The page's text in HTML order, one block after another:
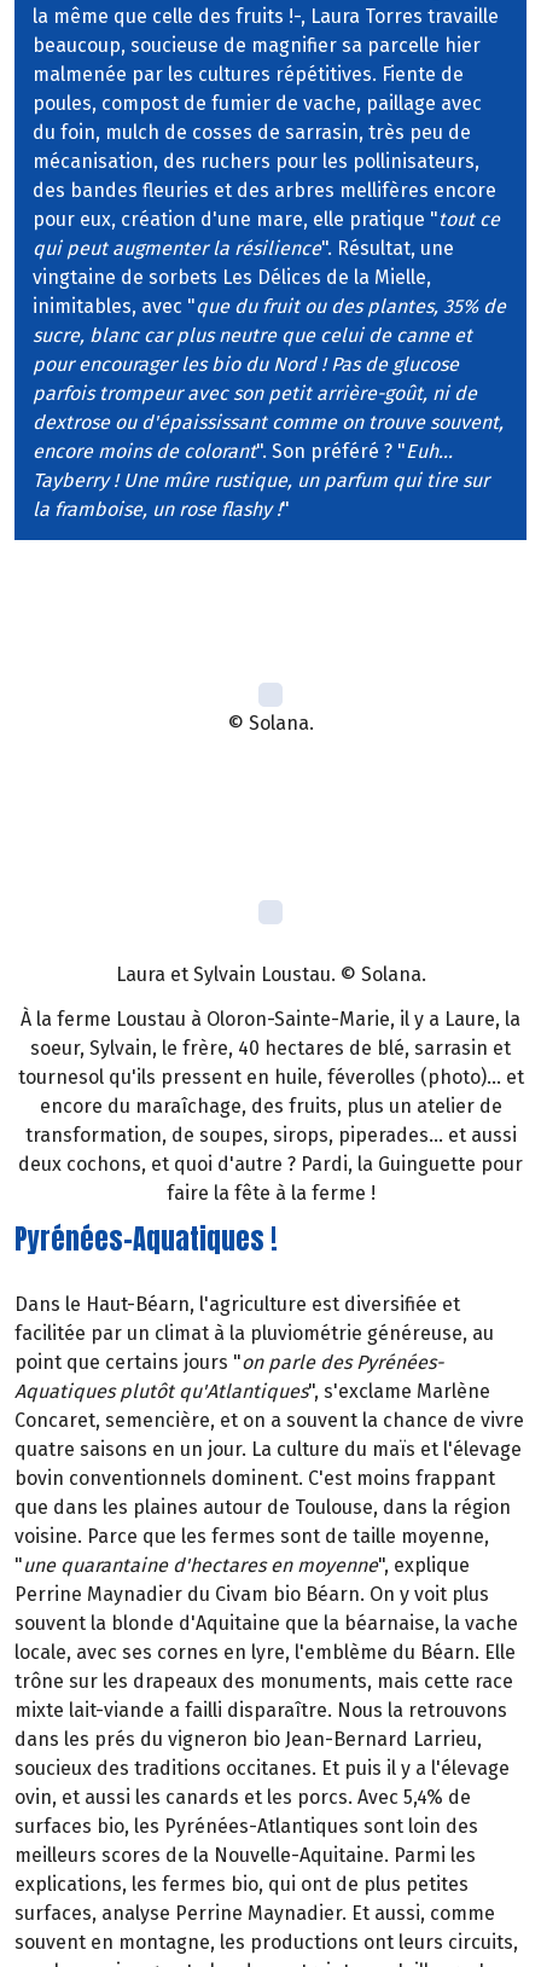
la même que celle des fruits !-, Laura Torres travaille
beaucoup, soucieuse de magnifier sa parcelle hier
malmenée par les cultures répétitives. Fiente de
poules, compost de fumier de vache, paillage avec
du foin, mulch de cosses de sarrasin, très peu de
mécanisation, des ruchers pour les pollinisateurs,
des bandes fleuries et des arbres mellifères encore
pour eux, création d'une mare, elle pratique "tout ce
qui peut augmenter la résilience". Résultat, une
vingtaine de sorbets Les Délices de la Mielle,
inimitables, avec "que du fruit ou des plantes, 35% de
sucre, blanc car plus neutre que celui de canne et
pour encourager les bio du Nord ! Pas de glucose
parfois trompeur avec son petit arrière-goût, ni de
dextrose ou d'épaississant comme on trouve souvent,
encore moins de colorant". Son préféré ? "Euh...
Tayberry ! Une mûre rustique, un parfum qui tire sur
la framboise, un rose flashy !"
© Solana.
Laura et Sylvain Loustau. © Solana.
À la ferme Loustau à Oloron-Sainte-Marie, il y a Laure, la
soeur, Sylvain, le frère, 40 hectares de blé, sarrasin et
tournesol qu'ils pressent en huile, féverolles (photo)... et
encore du maraîchage, des fruits, plus un atelier de
transformation, de soupes, sirops, piperades... et aussi
deux cochons, et quoi d'autre ? Pardi, la Guinguette pour
faire la fête à la ferme !
Pyrénées-Aquatiques !
Dans le Haut-Béarn, l'agriculture est diversifiée et
facilitée par un climat à la pluviométrie généreuse, au
point que certains jours "on parle des Pyrénées-
Aquatiques plutôt qu'Atlantiques", s'exclame Marlène
Concaret, semencière, et on a souvent la chance de vivre
quatre saisons en un jour. La culture du maïs et l'élevage
bovin conventionnels dominent. C'est moins frappant
que dans les plaines autour de Toulouse, dans la région
voisine. Parce que les fermes sont de taille moyenne,
"une quarantaine d'hectares en moyenne", explique
Perrine Maynadier du Civam bio Béarn. On y voit plus
souvent la blonde d'Aquitaine que la béarnaise, la vache
locale, avec ses cornes en lyre, l'emblème du Béarn. Elle
trône sur les drapeaux des monuments, mais cette race
mixte lait-viande a failli disparaître. Nous la retrouvons
dans les prés du vigneron bio Jean-Bernard Larrieu,
soucieux des traditions occitanes. Et puis il y a l'élevage
ovin, et aussi les canards et les porcs. Avec 5,4% de
surfaces bio, les Pyrénées-Atlantiques sont loin des
meilleurs scores de la Nouvelle-Aquitaine. Parmi les
explications, les fermes bio, qui ont de plus petites
surfaces, analyse Perrine Maynadier. Et aussi, comme
souvent en montagne, les productions ont leurs circuits,